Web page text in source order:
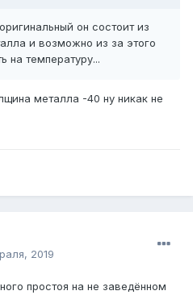
он состоит из
и возможно из за этого
на температуру...
металла -40 ну никак не
2019
простоя на не заведённом